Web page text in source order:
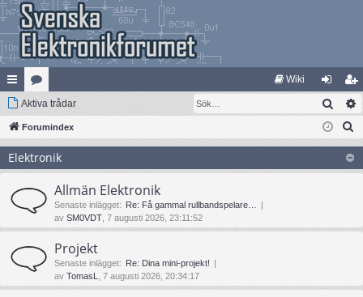
na
bb
lä
nk
ar
at
eg
ori
er
Wiki
og
ga
li
m
ed
le
Aktiva trådar Sök
Forumindex
Elektronik
Allmän Elektronik
Senaste inlägget: Re: Få gammal rullbandspelare…
av SM0VDT , 7 augusti 2026, 23:11:52
Projekt
Senaste inlägget: Re: Dina mini-projekt!
av TomasL , 7 augusti 2026, 20:34:17